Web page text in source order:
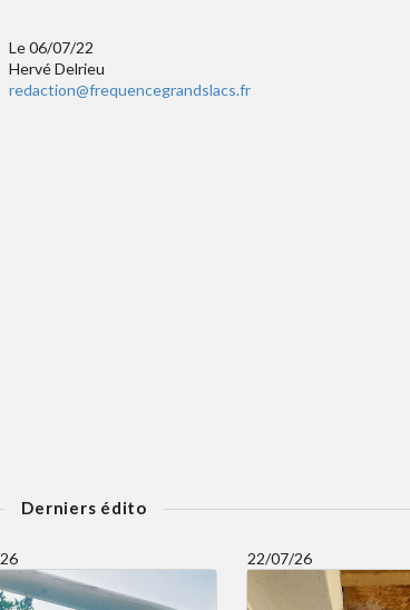
Le 06/07/22
Hervé Delrieu
redaction@frequencegrandslacs.fr
Derniers édito
22/07/26